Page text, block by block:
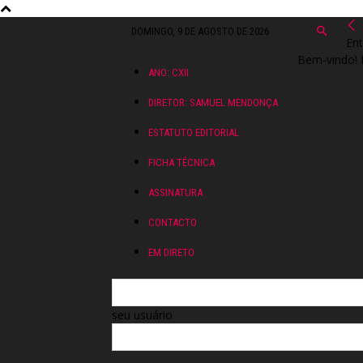
DOMINGO, 9 DE AGOSTO DE 2026
ANO: CXII
DIRETOR: SAMUEL MENDONÇA
ESTATUTO EDITORIAL
FICHA TÉCNICA
ASSINATURA
CONTACTO
EM DIRETO
Bem-vindo!
seu usuário